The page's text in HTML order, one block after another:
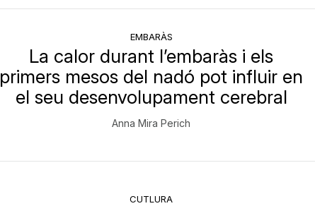
EMBARÀS
La calor durant l’embaràs i els
primers mesos del nadó pot influir en
el seu desenvolupament cerebral
Anna Mira Perich
CUTLURA